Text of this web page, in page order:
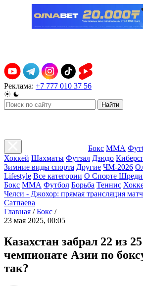
Реклама: +7 777 010 37 56
Найти
Бокс ММА
Хоккей Шахматы Футзал Дзюдо
Зимние виды спорта Другие ЧМ-2026
Lifestyle Все категории О Спорте
Бокс ММА Футбол Борьба Теннис
Челси - Джохор: прямая трансляция
Сатпаева
Главная / Бокс /
23 мая 2025, 00:05
Казахстан забрал 22 из
чемпионате Азии по
так?